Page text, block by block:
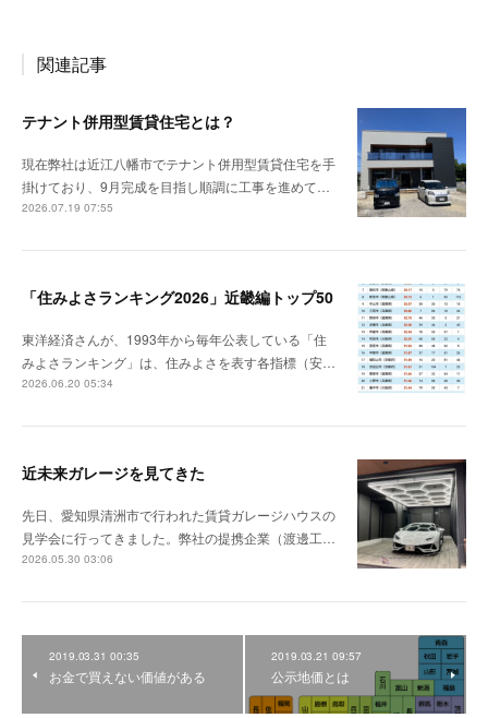
関連記事
テナント併用型賃貸住宅とは？
現在弊社は近江八幡市でテナント併用型賃貸住宅を手
掛けており、9月完成を目指し順調に工事を進めて…
2026.07.19 07:55
「住みよさランキング2026」近畿編トップ50
東洋経済さんが、1993年から毎年公表している「住
みよさランキング」は、住みよさを表す各指標（安…
2026.06.20 05:34
近未来ガレージを見てきた
先日、愛知県清洲市で行われた賃貸ガレージハウスの
見学会に行ってきました。弊社の提携企業（渡邊工…
2026.05.30 03:06
2019.03.31 00:35
お金で買えない価値がある
2019.03.21 09:57
公示地価とは